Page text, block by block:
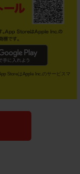
StoreはApple Inc.のサービスマ